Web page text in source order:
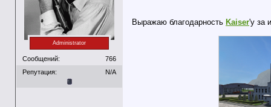
Administrator
Сообщений:
766
Репутация:
N/A
Выражаю благодарность Kaiser'у за